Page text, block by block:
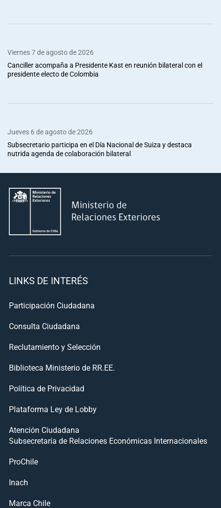
Viernes 7 de agosto de 2026
Canciller acompaña a Presidente Kast en reunión bilateral con el
presidente electo de Colombia
Jueves 6 de agosto de 2026
Subsecretario participa en el Día Nacional de Suiza y destaca
nutrida agenda de colaboración bilateral
LINKS DE INTERÉS
Participación Ciudadana
Consulta Ciudadana
Reclutamiento y Selección
Biblioteca Ministerio de RR.EE.
Política de Privacidad
Plataforma Ley de Lobby
Atención Ciudadana
Subsecretaría de Relaciones Económicas Internacionales
ProChile
Inach
Marca Chile